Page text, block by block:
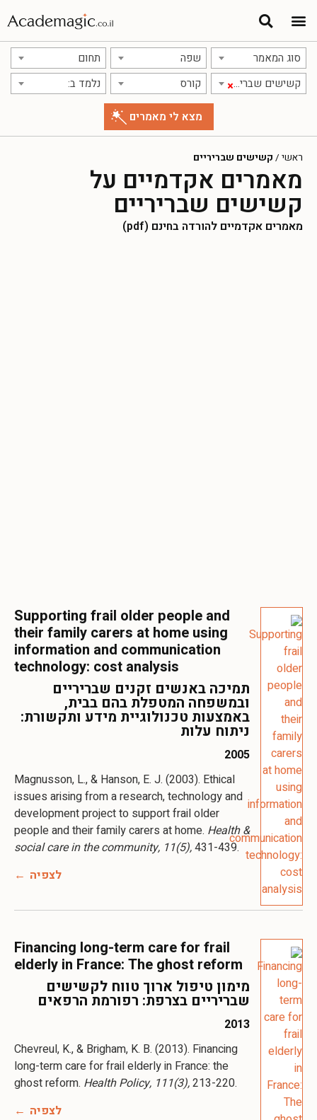
סוג המאמר שפה תחום
×קשישים שבריריים קורס נלמד ב:
ראשי / קשישים שבריריים
מאמרים אקדמיים על
קשישים שבריריים
מאמרים אקדמיים להורדה בחינם (pdf)
Supporting frail older people and
their family carers at home using
information and communication
technology: cost analysis
תמיכה באנשים זקנים שבריריים
ובמשפחה המטפלת בהם בבית,
באמצעות טכנולוגיית מידע ותקשורת:
ניתוח עלות
2005
Magnusson, L., & Hanson, E. J. (2003). Ethical
issues arising from a research, technology and
development project to support frail older
people and their family carers at home. Health &
social care in the community, 11(5),431-439.
לצפיה
Financing long-term care for frail
elderly in France: The ghost reform
מימון טיפול ארוך טווח לקשישים
שבריריים בצרפת: רפורמת הרפאים
2013
Chevreul, K., & Brigham, K. B. (2013). Financing
long-term care for frail elderly in France: the
ghost reform. Health Policy, 111(3),213-220.
לצפיה